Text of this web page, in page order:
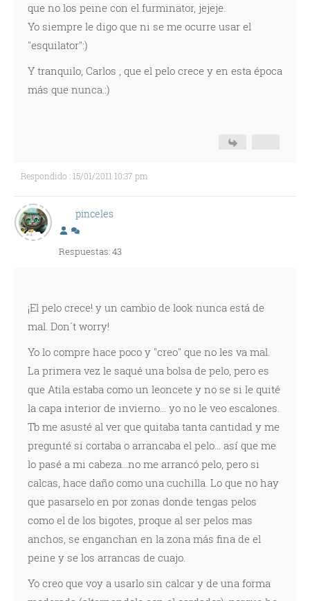
que no los peine con el furminator, jejeje.
Yo siempre le digo que ni se me ocurre usar el
"esquilator":)
Y tranquilo, Carlos , que el pelo crece y en esta época
más que nunca.:)
Respondido : 15/01/2011 10:37 pm
pinceles
Respuestas: 43
¡El pelo crece! y un cambio de look nunca está de
mal. Don´t worry!
Yo lo compre hace poco y "creo" que no les va mal.
La primera vez le saqué una bolsa de pelo, pero es
que Atila estaba como un leoncete y no se si le quité
la capa interior de invierno... yo no le veo escalones.
Tb me asusté al ver que quitaba tanta cantidad y me
pregunté si cortaba o arrancaba el pelo... así que me
lo pasé a mi cabeza...no me arrancó pelo, pero si
calcas, hace daño como una cuchilla. Lo que no hay
que pasarselo en por zonas donde tengas pelos
como el de los bigotes, proque al ser pelos mas
anchos, se enganchan en la zona más fina de el
peine y se los arrancas de cuajo.
Yo creo que voy a usarlo sin calcar y de una forma